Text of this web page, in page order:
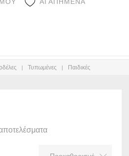
| Τυπωμένες | Παιδικές